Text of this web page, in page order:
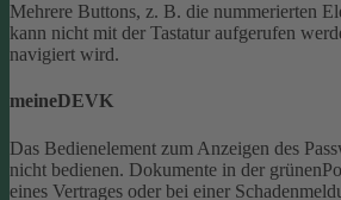
Mehrere Buttons, z. B. die nummerierten
kann nicht mit der Tastatur aufgerufen
navigiert wird.
meineDEVK
Das Bedienelement zum Anzeigen des
nicht bedienen. Dokumente in der
eines Vertrages oder bei einer